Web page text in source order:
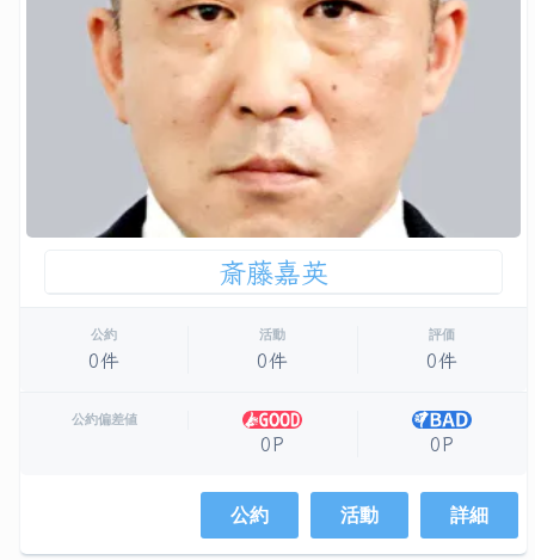
斎藤嘉英
公約
0件
活動
0件
評価
0件
公約偏差値
0P 0P
公約 活動 詳細